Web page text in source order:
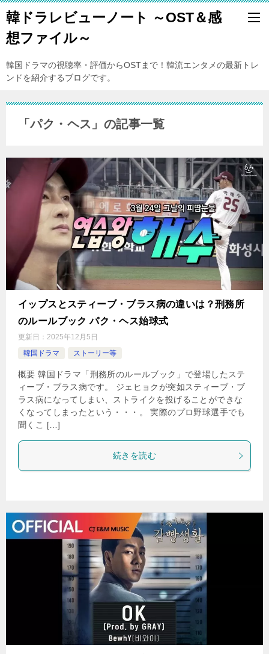
韓ドラレビューノート ～OST＆感
想ファイル～
韓国ドラマの視聴率・評価からOSTまで！韓流エンタメの最新トレ
ンドを紹介するブログです。
「パク・ヘス」の記事一覧
イップスとスティーブ・ブラス病の違いは？刑務所
のルールブック パク・ヘス始球式
更新日： 2025年12月5日
韓国ドラマ
ストーリー等
概要 韓国ドラマ「刑務所のルールブック」で登場したステ
ィーブ・ブラス病です。 ジェヒョクが突如スティーブ・ブ
ラス病になってしまい、ストライクを投げることができな
くなってしまったという・・・。 実際のプロ野球選手でも
聞くこ […]
続きを読む